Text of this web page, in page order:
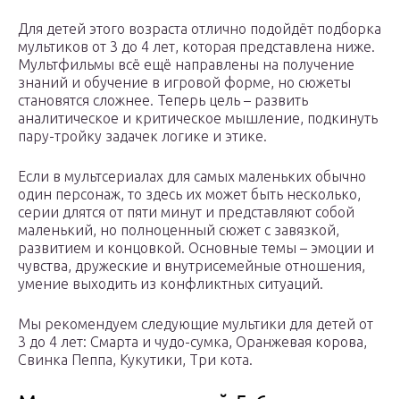
Для детей этого возраста отлично подойдёт подборка
мультиков от 3 до 4 лет, которая представлена ниже.
Мультфильмы всё ещё направлены на получение
знаний и обучение в игровой форме, но сюжеты
становятся сложнее. Теперь цель – развить
аналитическое и критическое мышление, подкинуть
пару-тройку задачек логике и этике.
Если в мультсериалах для самых маленьких обычно
один персонаж, то здесь их может быть несколько,
серии длятся от пяти минут и представляют собой
маленький, но полноценный сюжет с завязкой,
развитием и концовкой. Основные темы – эмоции и
чувства, дружеские и внутрисемейные отношения,
умение выходить из конфликтных ситуаций.
Мы рекомендуем следующие мультики для детей от
3 до 4 лет: Смарта и чудо-сумка, Оранжевая корова,
Свинка Пеппа, Кукутики, Три кота.